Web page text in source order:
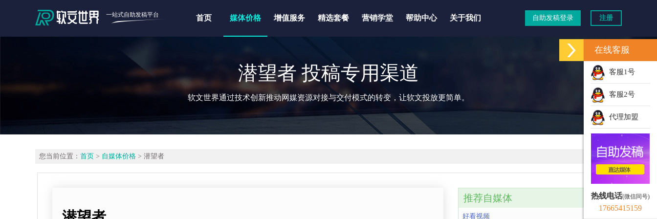
一站式自助发稿平台 首页 媒体价格 增值服务 精选套餐 营销学堂 帮助中心 关于我们 自助发稿登录 注册
潜望者 投稿专用渠道
软文世界通过技术创新推动网媒资源对接与交付模式的转变，让软文投放更简单。
您当前位置： 首页 > 自媒体价格 > 潜望者
推荐自媒体
好看视频
在线客服
客服1号
客服2号
代理加盟
热线电话(微信同号)
17665415159